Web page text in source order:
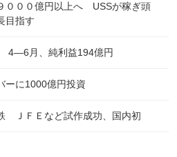
０００億円以上へ USSが稼ぎ頭
目指す
4―6月、純利益194億円
に1000億円投資
ＪＦＥなど試作成功、国内初